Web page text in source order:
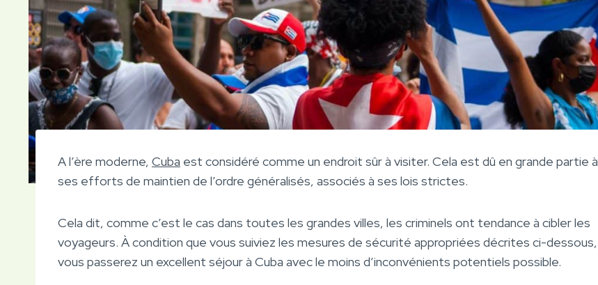
A l’ère moderne, Cuba est considéré comme un endroit sûr à visiter. Cela est dû en grande partie à
ses efforts de maintien de l’ordre généralisés, associés à ses lois strictes.
Cela dit, comme c’est le cas dans toutes les grandes villes, les criminels ont tendance à cibler les
voyageurs. À condition que vous suiviez les mesures de sécurité appropriées décrites ci-dessous,
vous passerez un excellent séjour à Cuba avec le moins d’inconvénients potentiels possible.